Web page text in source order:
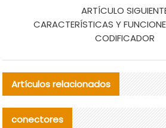
ARTÍCULO
CARACTERÍSTICAS Y
CODIFICADOR
Artículos relacionados
conectores